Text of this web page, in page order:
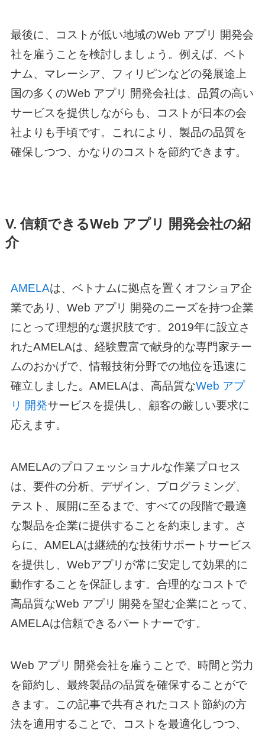
最後に、コストが低い地域のWeb アプリ 開発会
社を雇うことを検討しましょう。例えば、ベト
ナム、マレーシア、フィリピンなどの発展途上
国の多くのWeb アプリ 開発会社は、品質の高い
サービスを提供しながらも、コストが日本の会
社よりも手頃です。これにより、製品の品質を
確保しつつ、かなりのコストを節約できます。
V. 信頼できるWeb アプリ 開発会社の紹
介
AMELAは、ベトナムに拠点を置くオフショア企
業であり、 Web アプリ 開発のニーズを持つ企業
にとって理想的な選択肢です。2019年に設立さ
れたAMELAは、経験豊富で献身的な専門家チー
ムのおかげで、情報技術分野での地位を迅速に
確立しました。AMELAは、高品質なWeb アプ
リ 開発サービスを提供し、顧客の厳しい要求に
応えます。
AMELAのプロフェッショナルな作業プロセス
は、要件の分析、デザイン、プログラミング、
テスト、展開に至るまで、すべての段階で最適
な製品を企業に提供することを約束します。さ
らに、AMELAは継続的な技術サポートサービス
を提供し、Webアプリが常に安定して効果的に
動作することを保証します。合理的なコストで
高品質なWeb アプリ 開発を望む企業にとって、
AMELAは信頼できるパートナーです。
Web アプリ 開発会社を雇うことで、時間と労力
を節約し、最終製品の品質を確保することがで
きます。この記事で共有されたコスト節約の方
法を適用することで、コストを最適化しつつ、